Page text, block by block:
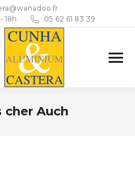
18h
05 62 61 83 39
cher Auch